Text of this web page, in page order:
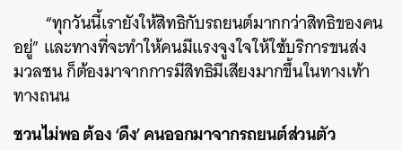
“ทุกวันนี้เรายังให้สิทธิกับรถยนต์มากกว่าสิทธิของคน
อยู่” และทางที่จะทำให้คนมีแรงจูงใจให้ใช้บริการขนส่ง
มวลชน ก็ต้องมาจากการมีสิทธิมีเสียงมากขึ้นในทางเท้า
ทางถนน
ชวนไม่พอ ต้อง ‘ดึง’ คนออกมาจากรถยนต์ส่วนตัว